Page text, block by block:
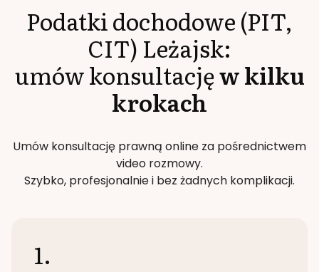
Podatki dochodowe (PIT,
CIT) Leżajsk:
umów konsultacjęw kilku
krokach
Umów konsultację prawną online za pośrednictwem
video rozmowy.
Szybko, profesjonalnie i bez żadnych komplikacji.
1.